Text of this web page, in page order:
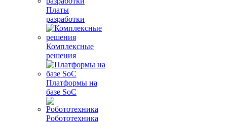
Платы
разработки
Комплексные
решения
Платформы на
базе SoC
Робототехника